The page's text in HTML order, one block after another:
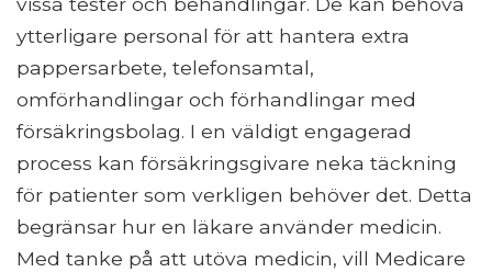
ytterligare personal för att hantera extra
pappersarbete, telefonsamtal,
omförhandlingar och förhandlingar med
försäkringsbolag. I en väldigt engagerad
process kan försäkringsgivare neka täckning
för patienter som verkligen behöver det. Detta
begränsar hur en läkare använder medicin.
Med tanke på att utöva medicin, vill Medicare